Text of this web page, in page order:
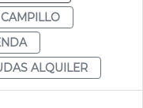
ALQUILER